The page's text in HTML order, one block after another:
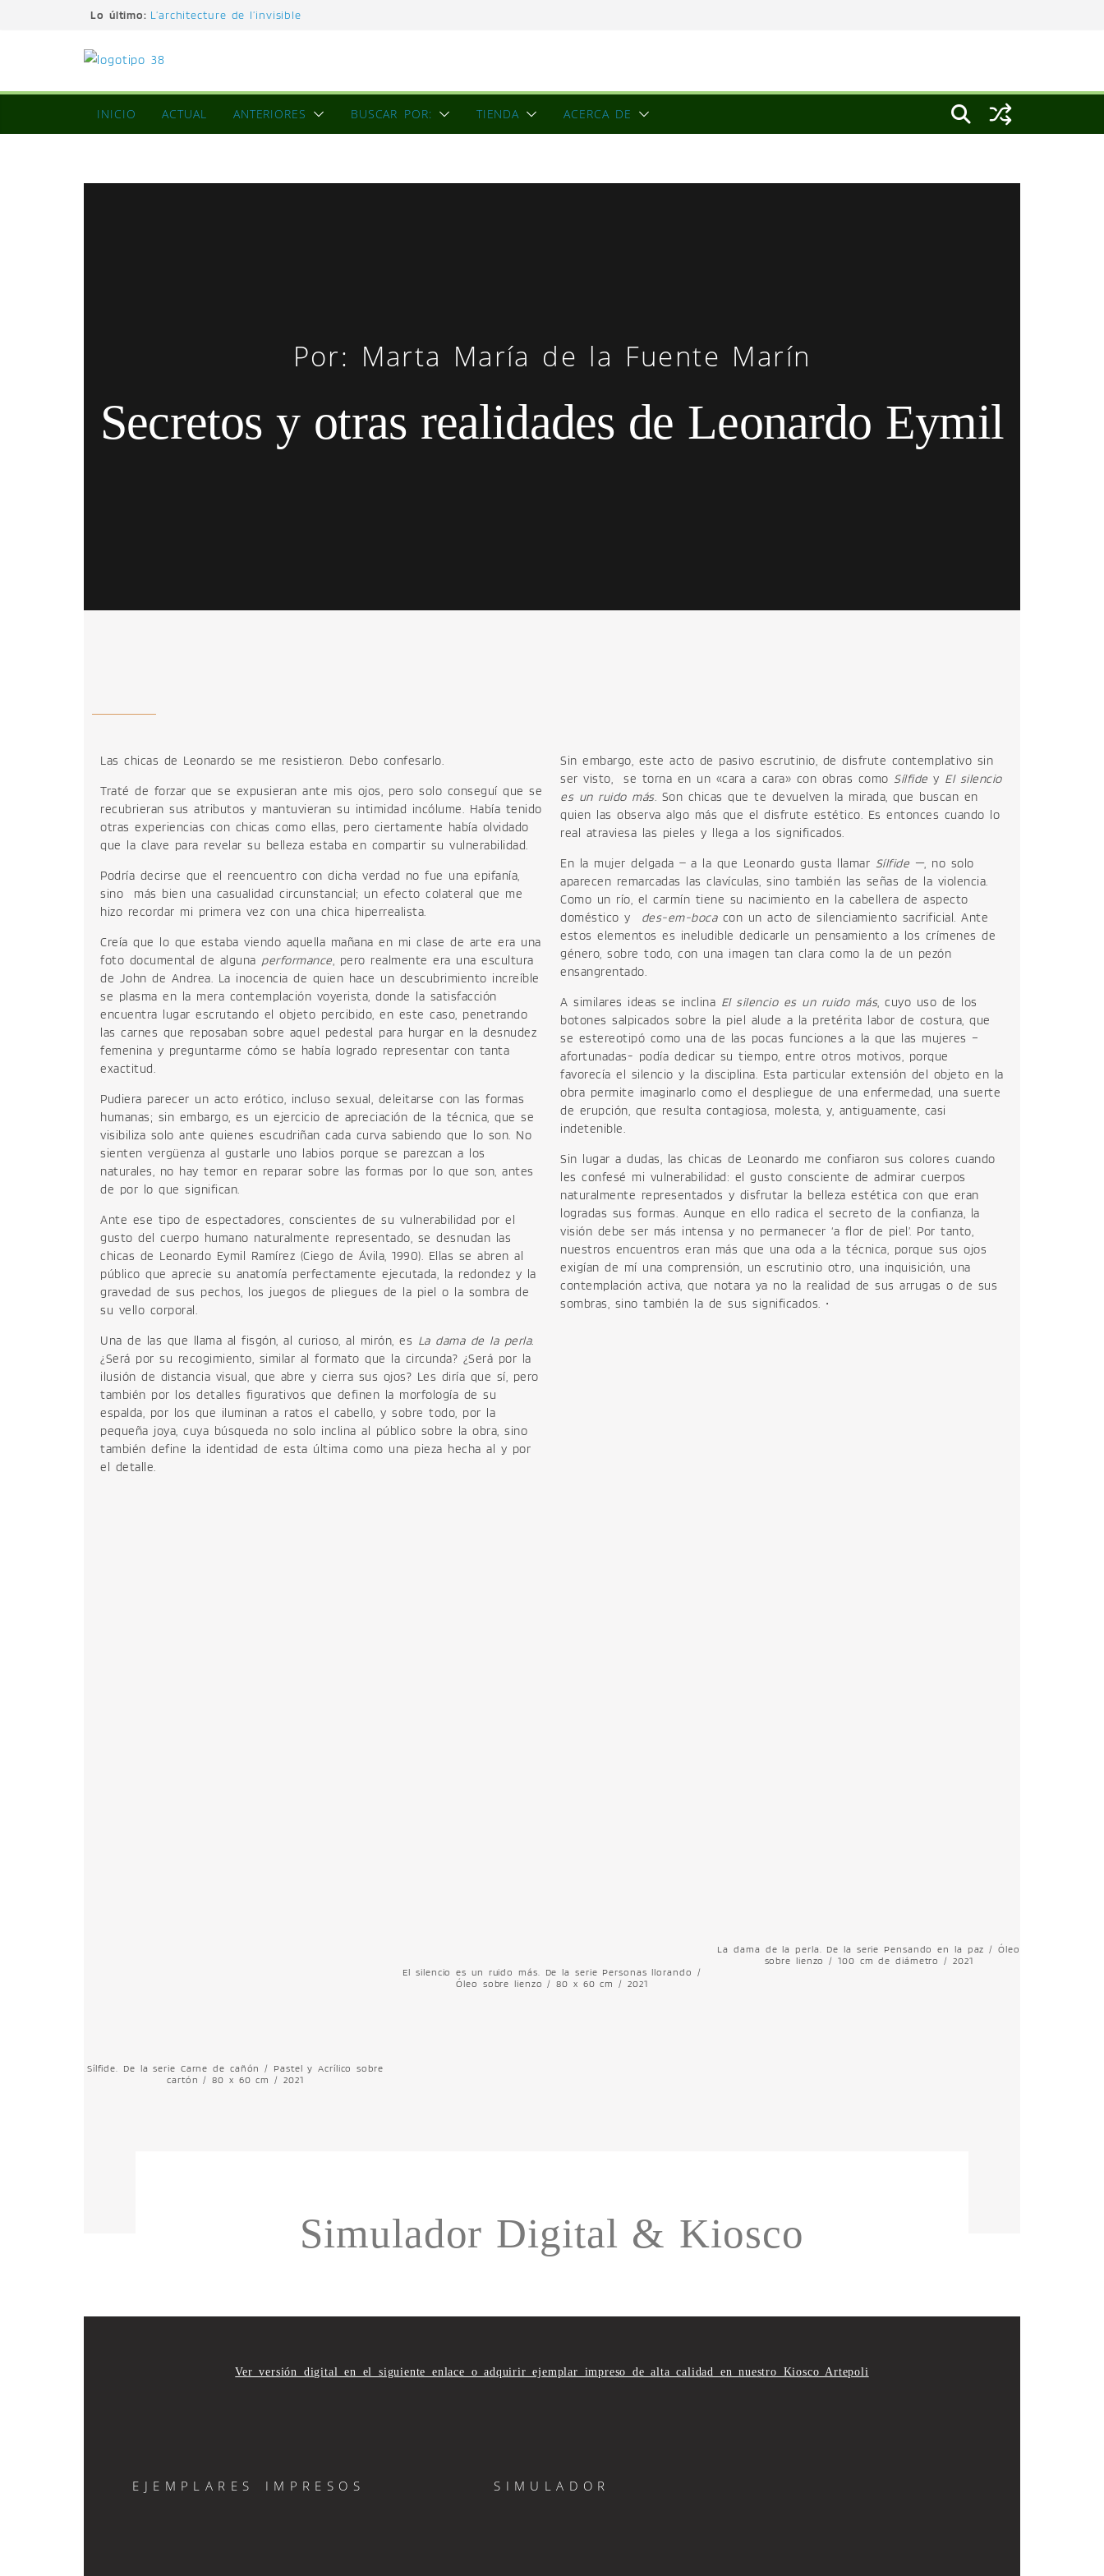
Lo último: L’architecture de l’invisible
excepcional
Blanca Beatriz Caraballo o el ascenso de la conciencia
INICIO ACTUAL ANTERIORES BUSCAR POR: TIENDA ACERCA DE
Por: Marta María de la Fuente Marín
Secretos y otras realidades de Leonardo Eymil
Las chicas de Leonardo se me resistieron. Debo confesarlo.
Traté de forzar que se expusieran ante mis ojos, pero solo conseguí que se
recubrieran sus atributos y mantuvieran su intimidad incólume. Había tenido
otras experiencias con chicas como ellas, pero ciertamente había olvidado
que la clave para revelar su belleza estaba en compartir su vulnerabilidad.
Podría decirse que el reencuentro con dicha verdad no fue una epifanía,
sino más bien una casualidad circunstancial; un efecto colateral que me
hizo recordar mi primera vez con una chica hiperrealista.
Creía que lo que estaba viendo aquella mañana en mi clase de arte era una
foto documental de alguna performance, pero realmente era una escultura
de John de Andrea. La inocencia de quien hace un descubrimiento increíble
se plasma en la mera contemplación voyerista, donde la satisfacción
encuentra lugar escrutando el objeto percibido, en este caso, penetrando
las carnes que reposaban sobre aquel pedestal para hurgar en la desnudez
femenina y preguntarme cómo se había logrado representar con tanta
exactitud.
Pudiera parecer un acto erótico, incluso sexual, deleitarse con las formas
humanas; sin embargo, es un ejercicio de apreciación de la técnica, que se
visibiliza solo ante quienes escudriñan cada curva sabiendo que lo son. No
sienten vergüenza al gustarle uno labios porque se parezcan a los
naturales, no hay temor en reparar sobre las formas por lo que son, antes
de por lo que significan.
Ante ese tipo de espectadores, conscientes de su vulnerabilidad por el
gusto del cuerpo humano naturalmente representado, se desnudan las
chicas de Leonardo Eymil Ramírez (Ciego de Ávila, 1990). Ellas se abren al
público que aprecie su anatomía perfectamente ejecutada, la redondez y la
gravedad de sus pechos, los juegos de pliegues de la piel o la sombra de
su vello corporal.
Una de las que llama al fisgón, al curioso, al mirón, es La dama de la perla.
¿Será por su recogimiento, similar al formato que la circunda? ¿Será por la
ilusión de distancia visual, que abre y cierra sus ojos? Les diría que sí, pero
también por los detalles figurativos que definen la morfología de su
espalda, por los que iluminan a ratos el cabello, y sobre todo, por la
pequeña joya, cuya búsqueda no solo inclina al público sobre la obra, sino
también define la identidad de esta última como una pieza hecha al y por
el detalle.
Sin embargo, este acto de pasivo escrutinio, de disfrute contemplativo sin
ser visto, se torna en un «cara a cara» con obras como Sílfide y El silencio
es un ruido más. Son chicas que te devuelven la mirada, que buscan en
quien las observa algo más que el disfrute estético. Es entonces cuando lo
real atraviesa las pieles y llega a los significados.
En la mujer delgada ̶ a la que Leonardo gusta llamar Sílfide —, no solo
aparecen remarcadas las clavículas, sino también las señas de la violencia.
Como un río, el carmín tiene su nacimiento en la cabellera de aspecto
doméstico y
des-em-bocacon un acto de silenciamiento sacrificial. Ante
estos elementos es ineludible dedicarle un pensamiento a los crímenes de
género, sobre todo, con una imagen tan clara como la de un pezón
ensangrentado.
A similares ideas se inclina El silencio es un ruido más, cuyo uso de los
botones salpicados sobre la piel alude a la pretérita labor de costura, que
se estereotipó como una de las pocas funciones a la que las mujeres –
afortunadas- podía dedicar su tiempo, entre otros motivos, porque
favorecía el silencio y la disciplina. Esta particular extensión del objeto en la
obra permite imaginarlo como el despliegue de una enfermedad, una suerte
de erupción, que resulta contagiosa, molesta, y, antiguamente, casi
indetenible.
Sin lugar a dudas, las chicas de Leonardo me confiaron sus colores cuando
les confesé mi vulnerabilidad: el gusto consciente de admirar cuerpos
naturalmente representados y disfrutar la belleza estética con que eran
logradas sus formas. Aunque en ello radica el secreto de la confianza, la
visión debe ser más intensa y no permanecer ‘a flor de piel’. Por tanto,
nuestros encuentros eran más que una oda a la técnica, porque sus ojos
exigían de mí una comprensión, un escrutinio otro, una inquisición, una
contemplación activa, que notara ya no la realidad de sus arrugas o de sus
sombras, sino también la de sus significados. •
Sílfide. De la serie Carne de cañón / Pastel y Acrílico sobre
cartón / 80 x 60 cm / 2021
El silencio es un ruido más. De la serie Personas llorando /
Óleo sobre lienzo / 80 x 60 cm / 2021
La dama de la perla. De la serie Pensando en la paz / Óleo
sobre lienzo / 100 cm de diámetro / 2021
Simulador Digital & Kiosco
Ver versión digital en el siguiente enlace o adquirir ejemplar impreso de alta calidad en nuestro Kiosco Artepoli
EJEMPLARES IMPRESOS SIMULADOR